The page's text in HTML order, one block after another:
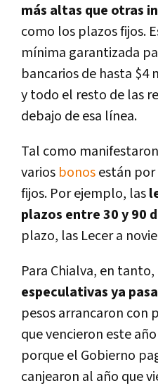
más altas que otras
como los plazos fijos.
mínima garantizada
bancarios de hasta $4
y todo el resto de las
debajo de esa línea.
Tal como
varios bonosestán
fijos. Por ejemplo, las
plazos entre 30 y 90
plazo, las Lecer a
Para Chialva, en tanto,
especulativas ya
pesos arrancaron con
que vencieron este
porque el Gobierno
canjearon al año que